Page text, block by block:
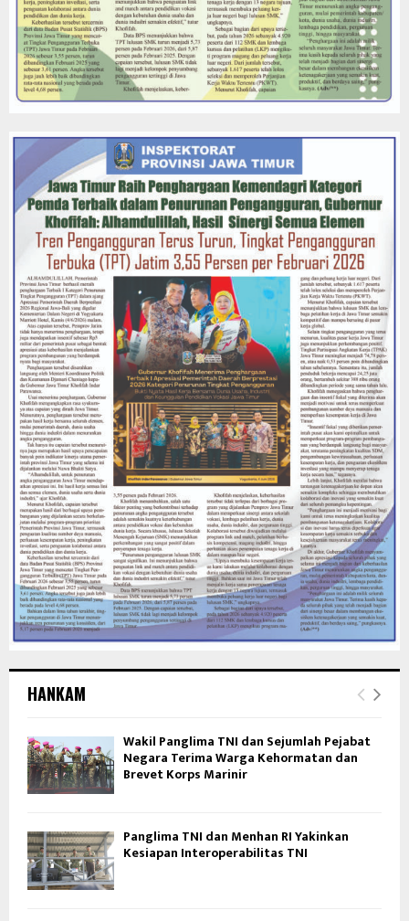
HANKAM
Wakil Panglima TNI dan Sejumlah Pejabat
Negara Terima Warga Kehormatan dan
Brevet Korps Marinir
Panglima TNI dan Menhan RI Yakinkan
Kesiapan Interoperabilitas TNI